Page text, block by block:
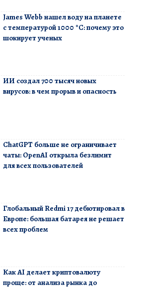
James Webb нашел воду на планете
с температурой 1000 °C: почему это
шокирует ученых
ИИ создал 700 тысяч новых
вирусов: в чем прорыв и опасность
ChatGPT больше не ограничивает
чаты: OpenAI открыла безлимит
для всех пользователей
Глобальный Redmi 17 дебютировал в
Европе: большая батарея не решает
всех проблем
Как AI делает криптовалюту
проще: от анализа рынка до